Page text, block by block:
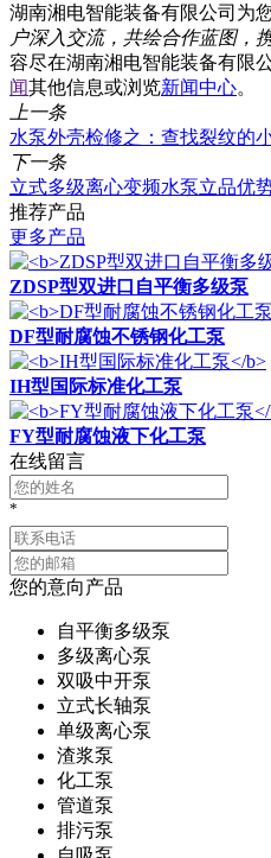
湖南湘电智能装备有限公司为
户深入交流，共绘合作蓝图，
容尽在湖南湘电智能装备有限
闻其他信息或浏览新闻中心。
上一条
水泵外壳检修之：查找裂纹的
下一条
立式多级离心变频水泵立品优
推荐产品
更多产品
ZDSP型双进口自平衡多级泵
DF型耐腐蚀不锈钢化工泵
IH型国际标准化工泵
FY型耐腐蚀液下化工泵
在线留言
*
您的意向产品
自平衡多级泵
多级离心泵
双吸中开泵
立式长轴泵
单级离心泵
渣浆泵
化工泵
管道泵
排污泵